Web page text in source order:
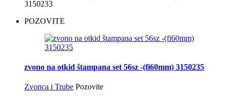
3150233
POZOVITE
zvono na otkid štampana set 56sz -(fi60mm) 3150235
Zvonca i Trube Pozovite